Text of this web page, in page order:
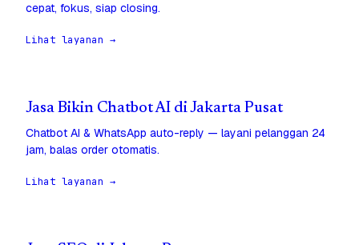
cepat, fokus, siap closing.
Lihat layanan →
Jasa Bikin Chatbot AI di Jakarta Pusat
Chatbot AI & WhatsApp auto-reply — layani pelanggan 24
jam, balas order otomatis.
Lihat layanan →